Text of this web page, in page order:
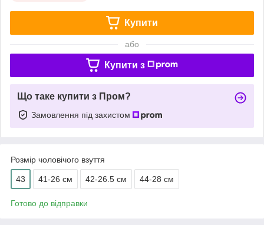
Купити
або
Купити з
Що таке купити з Пром?
Замовлення під захистом
Розмір чоловічого взуття
43 41-26 см 42-26.5 см 44-28 см
Готово до відправки